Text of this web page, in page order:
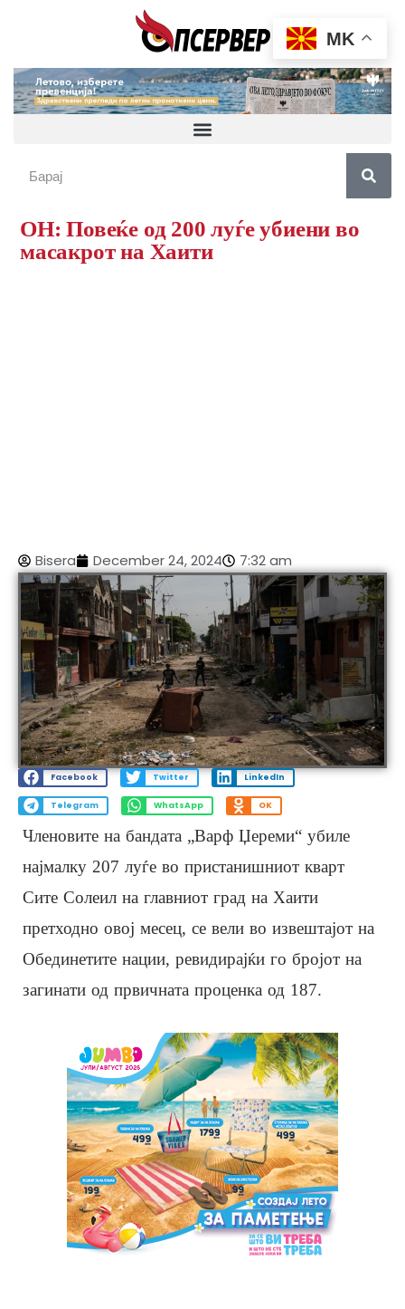
ОН: Повеќе од 200 луѓе убиени во
масакрот на Хаити
Bisera December 24, 2024 7:32 am
Facebook Twitter LinkedIn
Telegram WhatsApp OK
Членовите на бандата „Варф Џереми“ убиле
најмалку 207 луѓе во пристанишниот кварт
Сите Солеил на главниот град на Хаити
претходно овој месец, се вели во извештајот на
Обединетите нации, ревидирајќи го бројот на
загинати од првичната проценка од 187.
MK